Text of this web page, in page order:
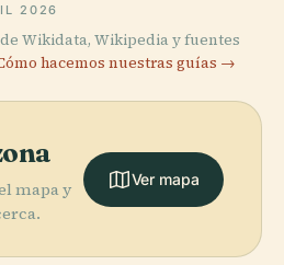
2026
Wikidata, Wikipedia y fuentes
hacemos nuestras guías →
mapa y
Ver mapa